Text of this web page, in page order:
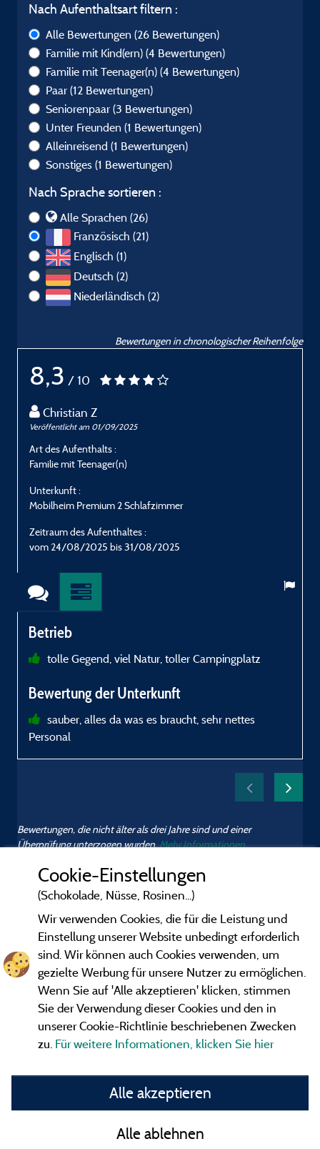
Nach Aufenthaltsart filtern :
Alle Bewertungen (26 Bewertungen)
Familie mit Kind(ern) (4 Bewertungen)
Familie mit Teenager(n) (4 Bewertungen)
Paar (12 Bewertungen)
Seniorenpaar (3 Bewertungen)
Unter Freunden (1 Bewertungen)
Alleinreisend (1 Bewertungen)
Sonstiges (1 Bewertungen)
Nach Sprache sortieren :
Alle Sprachen (26)
Französisch (21)
Englisch (1)
Deutsch (2)
Niederländisch (2)
Bewertungen in chronologischer Reihenfolge
8,3 / 10
Christian Z
Veröffentlicht am 01/09/2025
Art des Aufenthalts :
Familie mit Teenager(n)
Unterkunft :
Mobilheim Premium 2 Schlafzimmer
Zeitraum des Aufenthaltes :
vom 24/08/2025 bis 31/08/2025
Betrieb
tolle Gegend, viel Natur, toller Campingplatz
Bewertung der Unterkunft
sauber, alles da was es braucht, sehr nettes
Personal
Bewertungen, die nicht älter als drei Jahre sind und einer
Überprüfung unterzogen wurden.Mehr Informationen
Gesetzliche Bedingungen
Herausgeberinformationen und Adressen
Kontakt
Cookie-Einstellungen
(Schokolade, Nüsse, Rosinen...)
Wir verwenden Cookies, die für die Leistung und
Einstellung unserer Website unbedingt erforderlich
sind. Wir können auch Cookies verwenden, um
gezielte Werbung für unsere Nutzer zu ermöglichen.
Wenn Sie auf 'Alle akzeptieren' klicken, stimmen
Sie der Verwendung dieser Cookies und den in
unserer Cookie-Richtlinie beschriebenen Zwecken
zu. Für weitere Informationen, klicken Sie hier
Alle akzeptieren
Alle ablehnen